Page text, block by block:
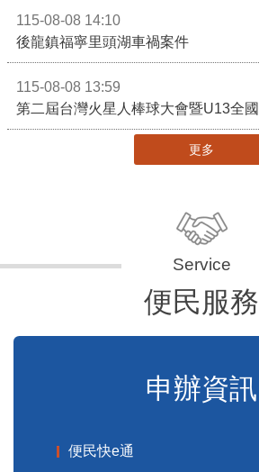
115-08-08 14:10
後龍鎮福寧里頭湖車禍案件
115-08-08 13:59
更多
便民服務
申辦資訊